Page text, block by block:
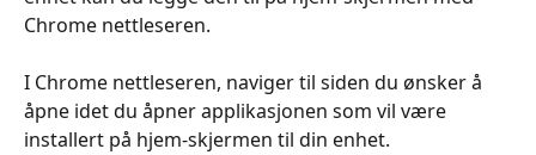
Chrome nettleseren.
I Chrome nettleseren, naviger til siden du ønsker å
åpne idet du åpner applikasjonen som vil være
installert på hjem-skjermen til din enhet.